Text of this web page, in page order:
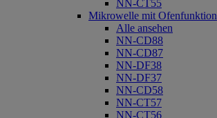
NN-CT55
Mikrowelle mit Ofenfunktion
Alle ansehen
NN-CD88
NN-CD87
NN-DF38
NN-DF37
NN-CD58
NN-CT57
NN-CT56